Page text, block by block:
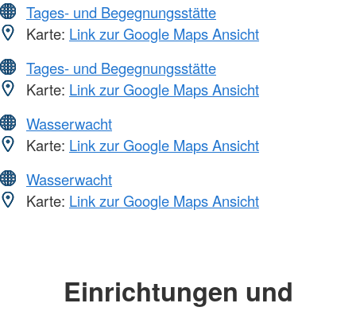
Tages- und Begegnungsstätte
Karte: Link zur Google Maps Ansicht
Tages- und Begegnungsstätte
Karte: Link zur Google Maps Ansicht
Wasserwacht
Karte: Link zur Google Maps Ansicht
Wasserwacht
Karte: Link zur Google Maps Ansicht
Einrichtungen und